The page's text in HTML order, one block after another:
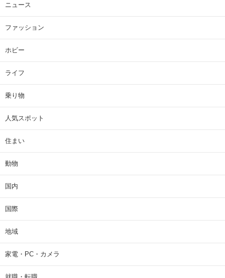
ニュース
ファッション
ホビー
ライフ
乗り物
人気スポット
住まい
動物
国内
国際
地域
家電・PC・カメラ